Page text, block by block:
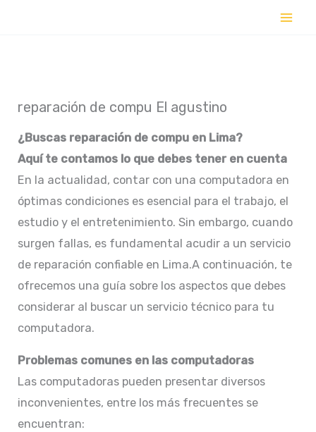
reparación de compu El agustino
¿Buscas reparación de compu en Lima?
Aquí te contamos lo que debes tener en cuenta
En la actualidad, contar con una computadora en
óptimas condiciones es esencial para el trabajo, el
estudio y el entretenimiento. Sin embargo, cuando
surgen fallas, es fundamental acudir a un servicio
de reparación confiable en Lima.A continuación, te
ofrecemos una guía sobre los aspectos que debes
considerar al buscar un servicio técnico para tu
computadora.​
Problemas comunes en las computadoras
Las computadoras pueden presentar diversos
inconvenientes, entre los más frecuentes se
encuentran:​